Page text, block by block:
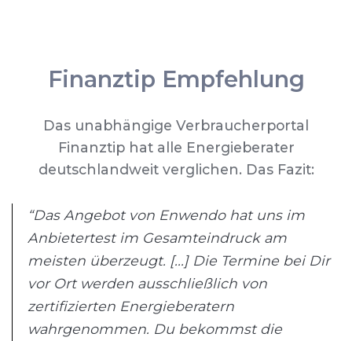
Finanztip Empfehlung
Das unabhängige Verbraucherportal
Finanztip hat alle Energieberater
deutschlandweit verglichen. Das Fazit:
“Das Angebot von Enwendo hat uns im
Anbietertest im Gesamteindruck am
meisten überzeugt. [...] Die Termine bei Dir
vor Ort werden ausschließlich von
zertifizierten Energieberatern
wahrgenommen. Du bekommst die